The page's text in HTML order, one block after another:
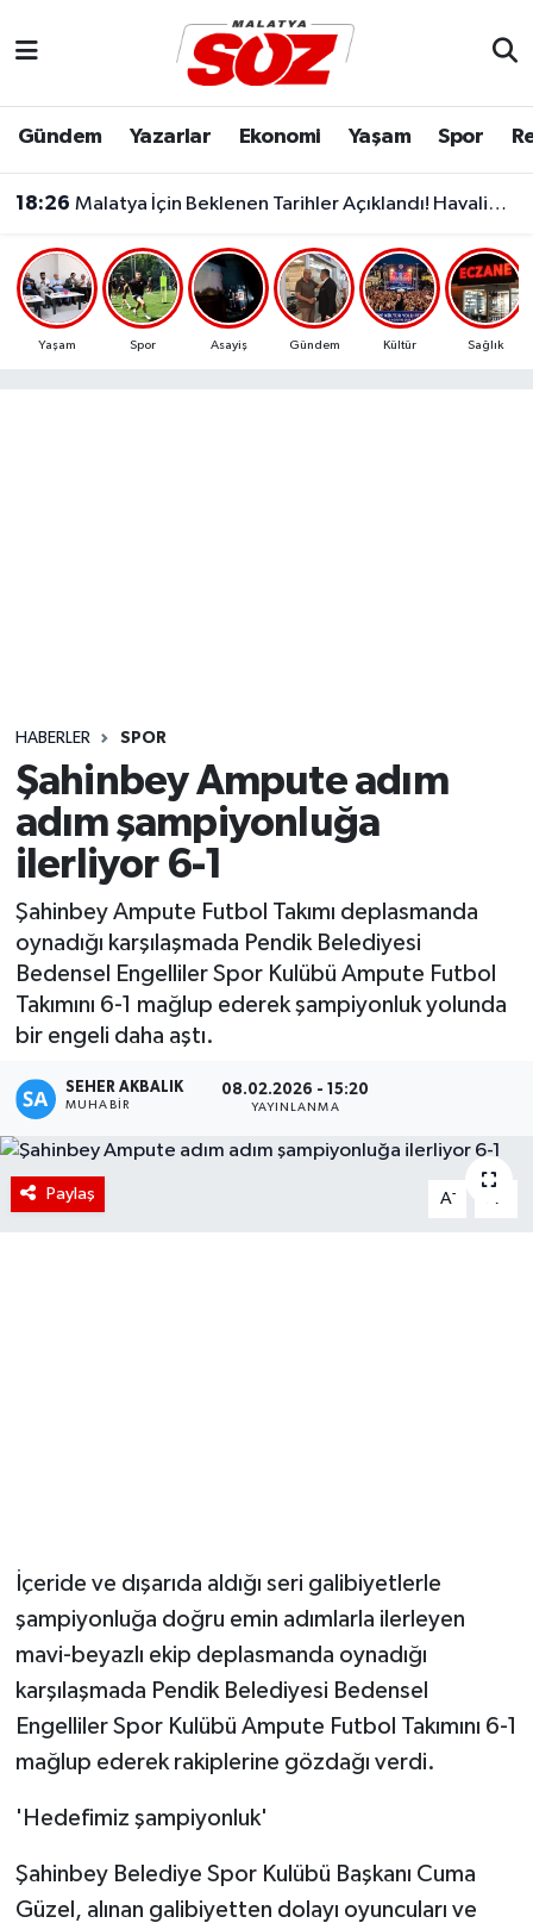
Gündem Yazarlar Ekonomi Yaşam Spor
18:26 Malatya İçin Beklenen Tarihler Açıklandı! Havalimanı ve Çevre Yolu Açılıyor..
Yaşam Spor Asayiş Gündem Kültür Sağlık
HABERLER SPOR
Şahinbey Ampute adım
adım şampiyonluğa
ilerliyor 6-1
Şahinbey Ampute Futbol Takımı deplasmanda
oynadığı karşılaşmada Pendik Belediyesi
Bedensel Engelliler Spor Kulübü Ampute Futbol
Takımını 6-1 mağlup ederek şampiyonluk yolunda
bir engeli daha aştı.
SEHER AKBALIK
MUHABIR
08.02.2026 - 15:20
YAYINLANMA
Paylaş A- A
İçeride ve dışarıda aldığı seri galibiyetlerle
şampiyonluğa doğru emin adımlarla ilerleyen
mavi-beyazlı ekip deplasmanda oynadığı
karşılaşmada Pendik Belediyesi Bedensel
Engelliler Spor Kulübü Ampute Futbol Takımını 6-1
mağlup ederek rakiplerine gözdağı verdi.
'Hedefimiz şampiyonluk'
Şahinbey Belediye Spor Kulübü Başkanı Cuma
Güzel, alınan galibiyetten dolayı oyuncuları ve
Dünya
Eğitim
Ekonomi
Yaşam
Malatya Nöbetçi Eczaneler
Malatya Namaz Vakitleri
Malatya Trafik Yoğunluk Haritası
Süper Lig Puan Durumu ve Fikstür